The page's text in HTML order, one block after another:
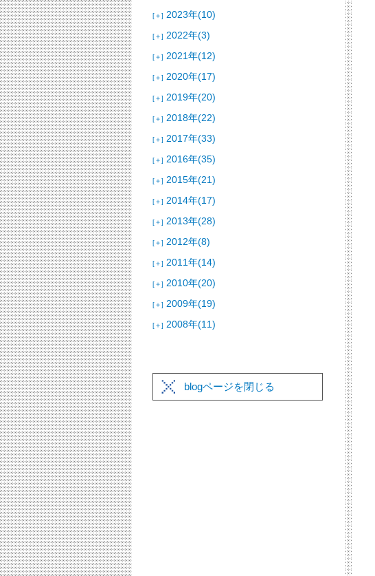
[＋] 2023年(10)
[＋] 2022年(3)
[＋] 2021年(12)
[＋] 2020年(17)
[＋] 2019年(20)
[＋] 2018年(22)
[＋] 2017年(33)
[＋] 2016年(35)
[＋] 2015年(21)
[＋] 2014年(17)
[＋] 2013年(28)
[＋] 2012年(8)
[＋] 2011年(14)
[＋] 2010年(20)
[＋] 2009年(19)
[＋] 2008年(11)
blogページを閉じる